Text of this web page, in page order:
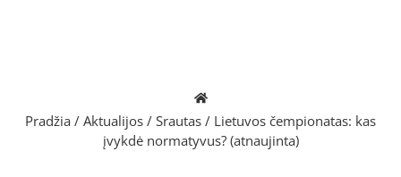
Pradžia / Aktualijos / Srautas / Lietuvos čempionatas: kas
įvykdė normatyvus? (atnaujinta)